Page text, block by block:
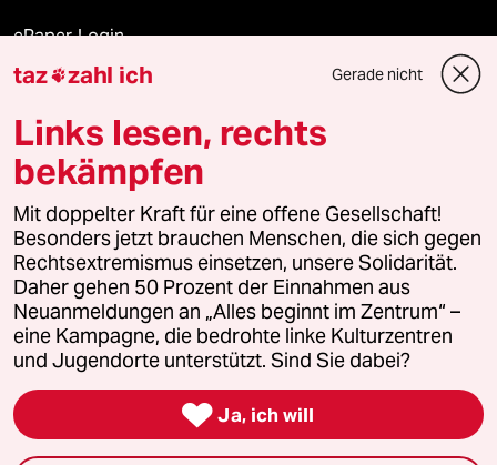
ePaper Login
Downloads für Abonnierende
© 2026 taz Verlags und Vertriebs GmbH
Alle Rechte vorbehalten. Bei rechtlichen Fragen oder für Genehmigungen
wenden Sie sich bitte an lizenzen@taz.de
Feedback Redaktionsstatut Kommune-Richtlinien
Leitlinie Informant Datenschutz Impressum AGB
Seitenwende Einwilligungen widerrufen (Ads)
taz zahl ich Gerade nicht
Links lesen, rechts
bekämpfen
Mit doppelter Kraft für eine offene Gesellschaft!
Besonders jetzt brauchen Menschen, die sich gegen
Rechtsextremismus einsetzen, unsere Solidarität.
Daher gehen 50 Prozent der Einnahmen aus
Neuanmeldungen an „Alles beginnt im Zentrum“ –
eine Kampagne, die bedrohte linke Kulturzentren
und Jugendorte unterstützt. Sind Sie dabei?
 Ja, ich will